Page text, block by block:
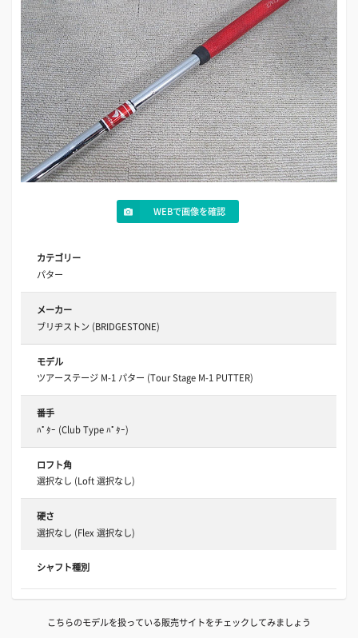
WEBで画像を確認
カテゴリー
パター
メーカー
ブリヂストン (BRIDGESTONE)
モデル
ツアーステージ M-1 パター (Tour Stage M-1 PUTTER)
番手
ﾊﾟﾀｰ (Club Type ﾊﾟﾀｰ)
ロフト角
選択なし (Loft 選択なし)
硬さ
選択なし (Flex 選択なし)
シャフト種別
こちらのモデルを扱っている販売サイトをチェックしてみましょう